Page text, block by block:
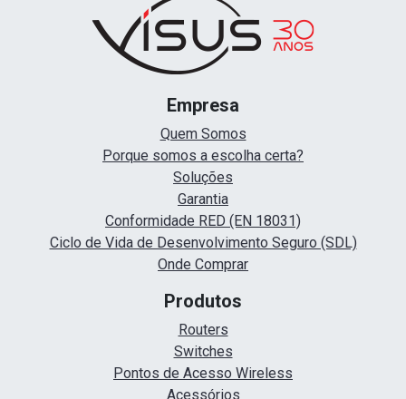
Empresa
Quem Somos
Porque somos a escolha certa?
Soluções
Garantia
Conformidade RED (EN 18031)
Ciclo de Vida de Desenvolvimento Seguro (SDL)
Onde Comprar
Produtos
Routers
Switches
Pontos de Acesso Wireless
Acessórios